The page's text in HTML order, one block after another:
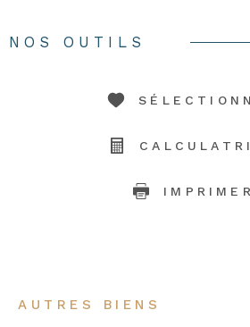
NOS OUTILS
IMPRIMER
AUTRES BIENS